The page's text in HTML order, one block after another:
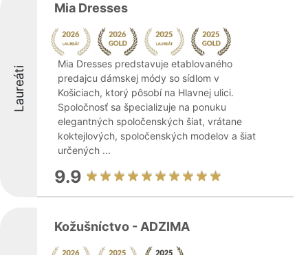
Laureáti
Mia Dresses
Mia Dresses predstavuje etablovaného
predajcu dámskej módy so sídlom v
Košiciach, ktorý pôsobí na Hlavnej ulici.
Spoločnosť sa špecializuje na ponuku
elegantných spoločenských šiat, vrátane
koktejlových, spoločenských modelov a šiat
určených ...
9.9
Kožušníctvo - ADZIMA